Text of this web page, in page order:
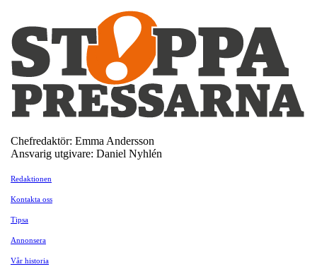
Chefredaktör: Emma Andersson
Ansvarig utgivare: Daniel Nyhlén
Redaktionen
Kontakta oss
Tipsa
Annonsera
Vår historia